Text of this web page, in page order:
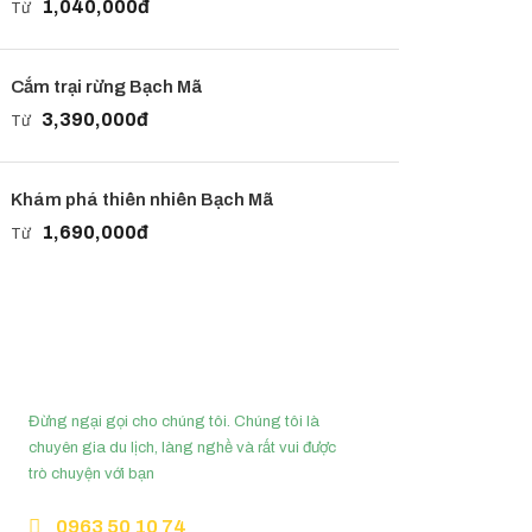
Từ 1,040,000đ
Cắm trại rừng Bạch Mã
Từ 3,390,000đ
Khám phá thiên nhiên Bạch Mã
Từ 1,690,000đ
Đừng ngại gọi cho chúng tôi. Chúng tôi là
chuyên gia du lịch, làng nghề và rất vui được
trò chuyện với bạn
0963 50 10 74